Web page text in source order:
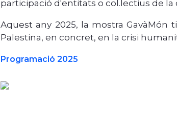
participació d'entitats o col.lectius de la
Aquest any 2025, la mostra GavàMón
Palestina, en concret, en la crisi
Programació 2025